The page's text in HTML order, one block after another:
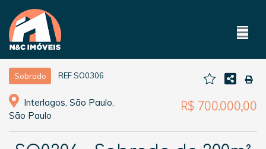
Sobrado REF SO0306
Interlagos, São Paulo,
São Paulo
R$ 700.000,00